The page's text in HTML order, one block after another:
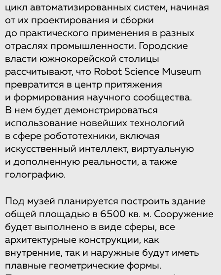
цикл автоматизированных систем, начиная
от их проектирования и сборки
до практического применения в разных
отраслях промышленности. Городские
власти южнокорейской столицы
рассчитывают, что Robot Science Museum
превратится в центр притяжения
и формирования научного сообщества.
В нем будет демонстрироваться
использование новейших технологий
в сфере робототехники, включая
искусственный интеллект, виртуальную
и дополненную реальности, а также
голографию.
Под музей планируется построить здание
общей площадью в 6500 кв. м. Сооружение
будет выполнено в виде сферы, все
архитектурные конструкции, как
внутренние, так и наружные будут иметь
плавные геометрические формы.